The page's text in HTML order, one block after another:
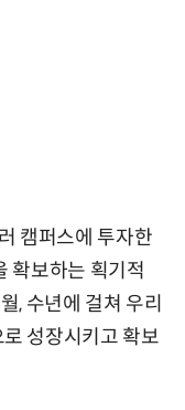
캠퍼스에 투자한
확보하는 획기적
, 수년에 걸쳐 우리
성장시키고 확보